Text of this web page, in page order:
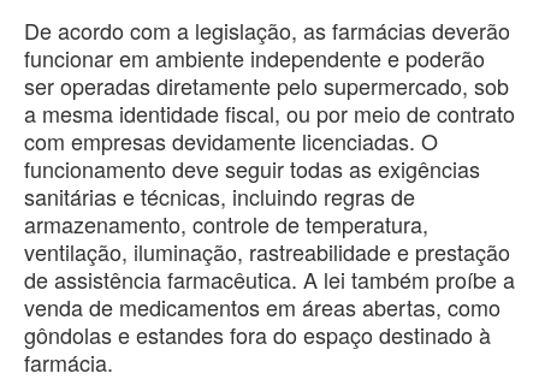
De acordo com a legislação, as farmácias deverão
funcionar em ambiente independente e poderão
ser operadas diretamente pelo supermercado, sob
a mesma identidade fiscal, ou por meio de contrato
com empresas devidamente licenciadas. O
funcionamento deve seguir todas as exigências
sanitárias e técnicas, incluindo regras de
armazenamento, controle de temperatura,
ventilação, iluminação, rastreabilidade e prestação
de assistência farmacêutica. A lei também proíbe a
venda de medicamentos em áreas abertas, como
gôndolas e estandes fora do espaço destinado à
farmácia.